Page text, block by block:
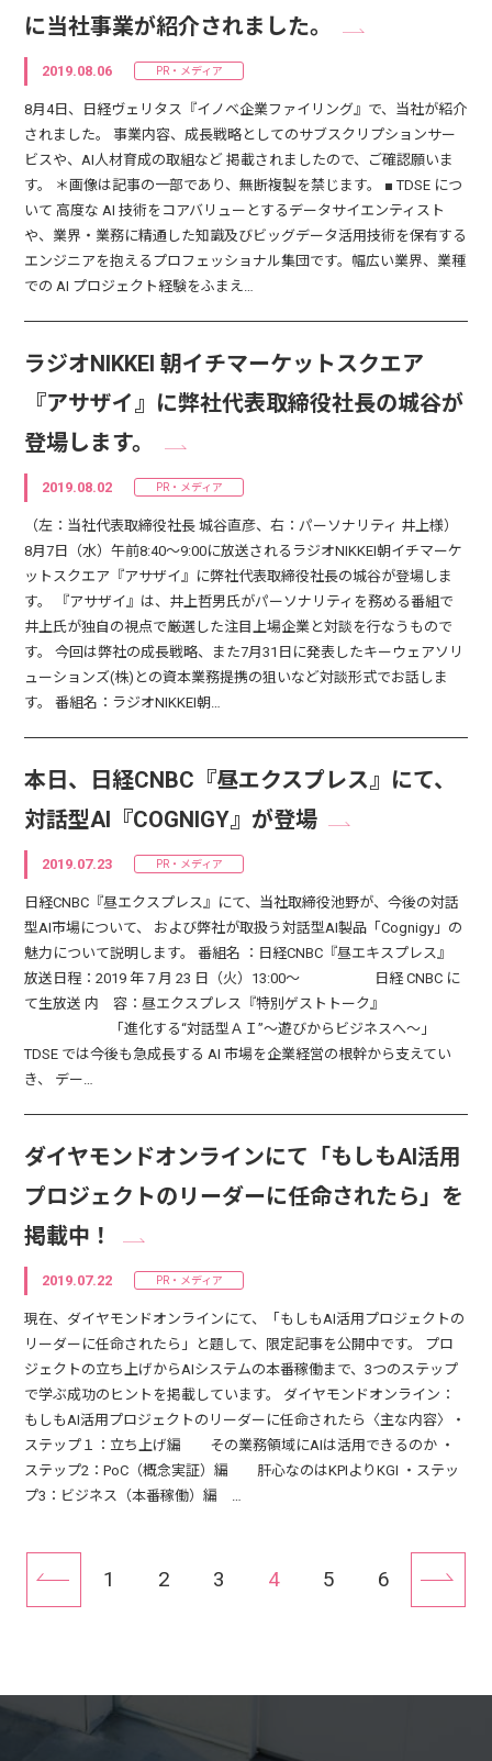
に当社事業が紹介されました。
2019.08.06 PR・メディア
8月4日、日経ヴェリタス『イノベ企業ファイリング』で、当社が紹介
されました。 事業内容、成長戦略としてのサブスクリプションサー
ビスや、AI人材育成の取組など 掲載されましたので、ご確認願いま
す。 ＊画像は記事の一部であり、無断複製を禁じます。 ■ TDSE につ
いて 高度な AI 技術をコアバリューとするデータサイエンティスト
や、業界・業務に精通した知識及びビッグデータ活用技術を保有する
エンジニアを抱えるプロフェッショナル集団です。幅広い業界、業種
での AI プロジェクト経験をふまえ…
ラジオNIKKEI 朝イチマーケットスクエア
『アサザイ』に弊社代表取締役社長の城谷が
登場します。
2019.08.02 PR・メディア
（左：当社代表取締役社長 城谷直彦、右：パーソナリティ 井上様）
8月7日（水）午前8:40～9:00に放送されるラジオNIKKEI朝イチマーケ
ットスクエア『アサザイ』に弊社代表取締役社長の城谷が登場しま
す。 『アサザイ』は、井上哲男氏がパーソナリティを務める番組で
井上氏が独自の視点で厳選した注目上場企業と対談を行なうもので
す。 今回は弊社の成長戦略、また7月31日に発表したキーウェアソリ
ューションズ(株)との資本業務提携の狙いなど対談形式でお話しま
す。 番組名：ラジオNIKKEI朝…
本日、日経CNBC『昼エクスプレス』にて、
対話型AI『COGNIGY』が登場
2019.07.23 PR・メディア
日経CNBC『昼エクスプレス』にて、当社取締役池野が、今後の対話
型AI市場について、 および弊社が取扱う対話型AI製品「Cognigy」の
魅力について説明します。 番組名 ：日経CNBC『昼エキスプレス』
放送日程：2019 年 7 月 23 日（火）13:00～ 日経 CNBC に
て生放送 内 容：昼エクスプレス『特別ゲストトーク』
「進化する“対話型ＡＩ”～遊びからビジネスへ～」
TDSE では今後も急成長する AI 市場を企業経営の根幹から支えてい
き、 デー…
ダイヤモンドオンラインにて「もしもAI活用
プロジェクトのリーダーに任命されたら」を
掲載中！
2019.07.22 PR・メディア
現在、ダイヤモンドオンラインにて、「もしもAI活用プロジェクトの
リーダーに任命されたら」と題して、限定記事を公開中です。 プロ
ジェクトの立ち上げからAIシステムの本番稼働まで、3つのステップ
で学ぶ成功のヒントを掲載しています。 ダイヤモンドオンライン：
もしもAI活用プロジェクトのリーダーに任命されたら〈主な内容〉・
ステップ１：立ち上げ編 その業務領域にAIは活用できるのか ・
ステップ2：PoC（概念実証）編 肝心なのはKPIよりKGI ・ステッ
プ3：ビジネス（本番稼働）編 …
戻る
1 2 3 4 5 6